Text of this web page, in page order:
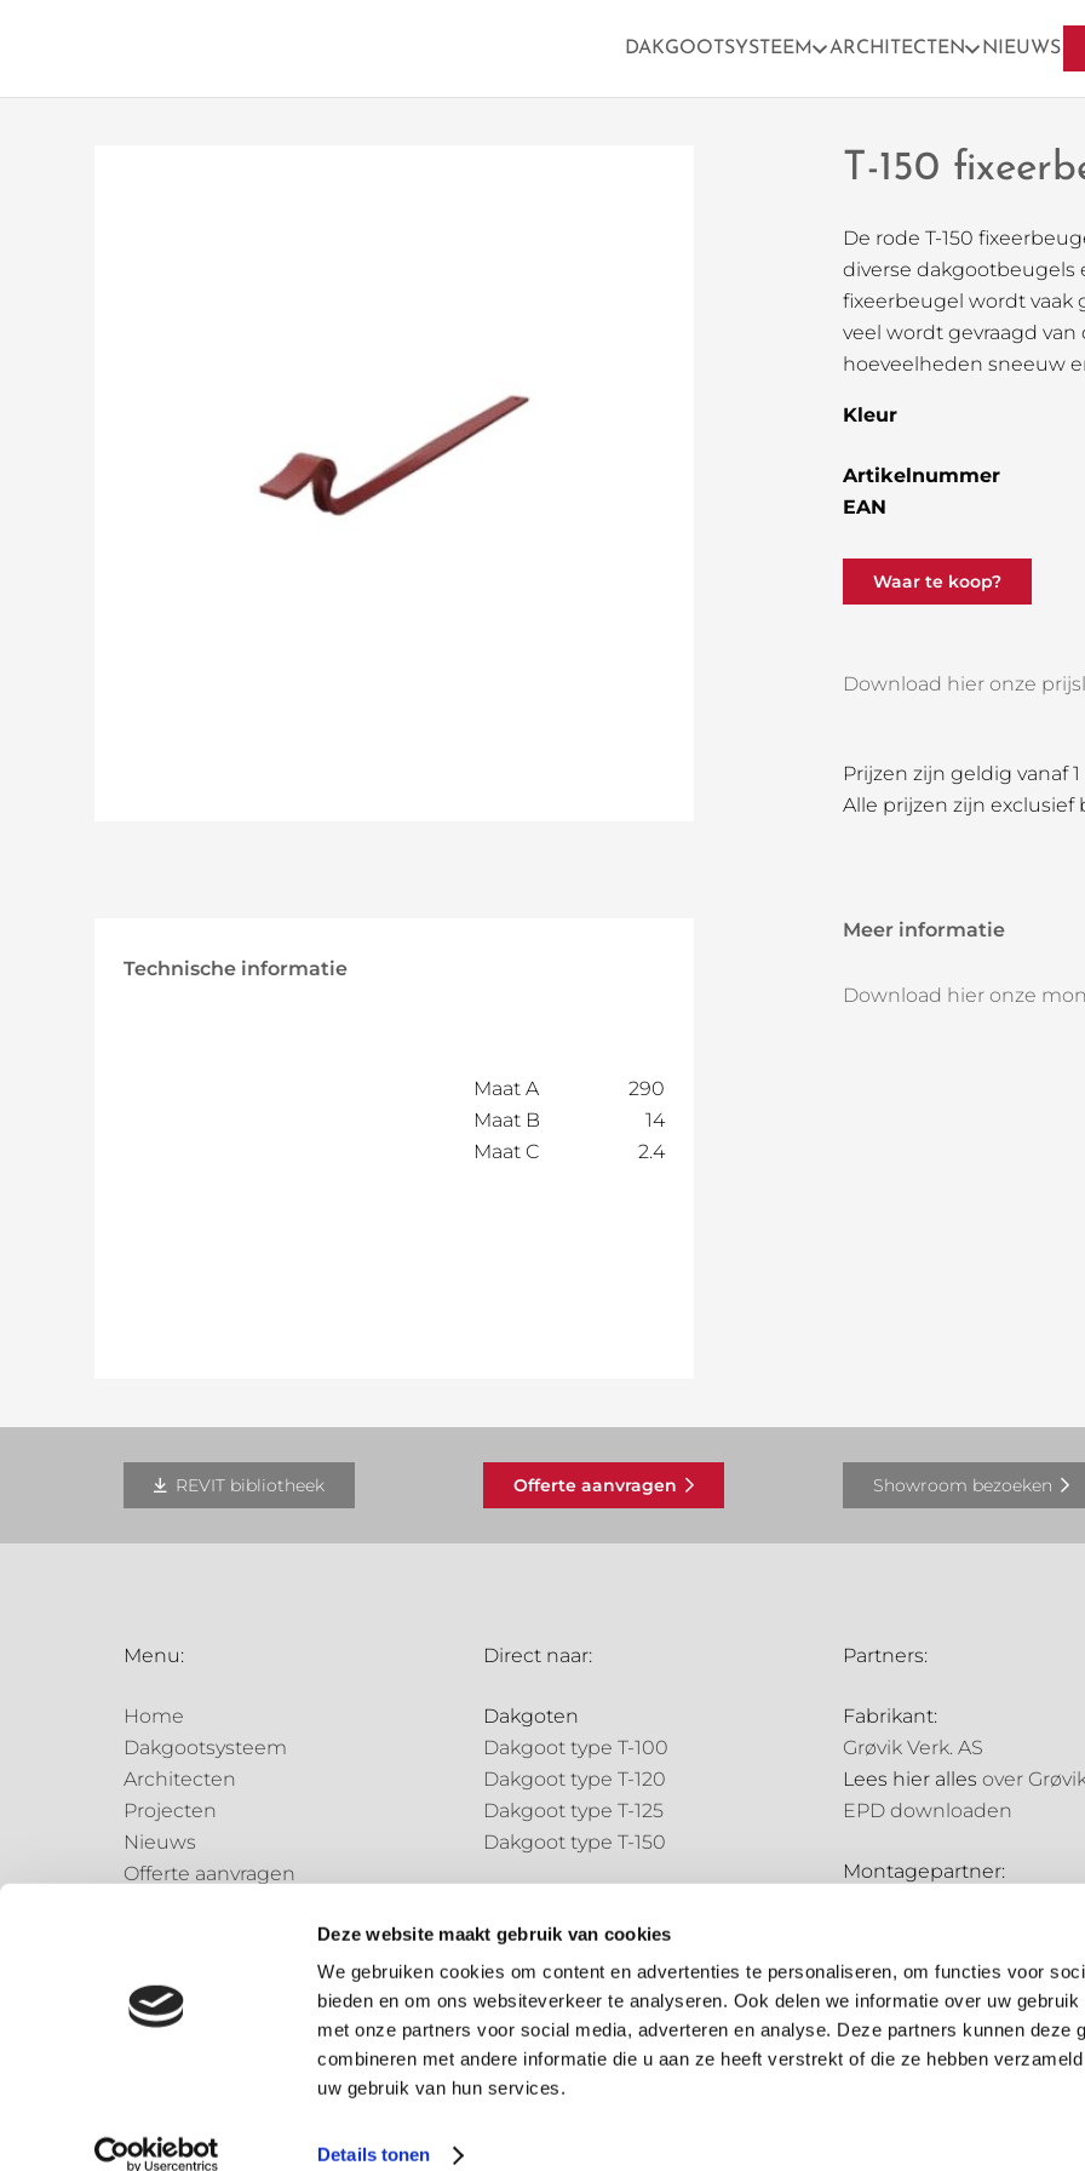
Deze website maakt gebruik van cookies
We gebruiken cookies om content en advertenties te personaliseren, om functies voor
bieden en om ons websiteverkeer te analyseren. Ook delen we informatie over uw
met onze partners voor social media, adverteren en analyse. Deze partners kunnen deze
combineren met andere informatie die u aan ze heeft verstrekt of die ze hebben
uw gebruik van hun services.
Details tonen
DAKGOOTSYSTEEM ARCHITECTEN NIEUWS
T-150
De rode T-150
diverse dakgootbeugels
fixeerbeugel wordt vaak
veel wordt gevraagd
hoeveelheden sneeuw
Kleur
Artikelnummer
EAN
Waar te koop?
Download hier onze
Prijzen zijn geldig vanaf
Alle prijzen zijn exclusief
Technische informatie
Maat A
290
Maat B
14
Maat C
2.4
Meer informatie
Download hier onze
REVIT bibliotheek Offerte aanvragen Showroom bezoeken
Menu:
Home
Dakgootsysteem
Architecten
Projecten
Nieuws
Offerte aanvragen
Direct naar:
Dakgoten
Dakgoot type T-100
Dakgoot type T-120
Dakgoot type T-125
Dakgoot type T-150
Regenpijp type N-70
Regenpijp type N-85
Speciale onderdelen
Speciale onderdelen
Partners:
Fabrikant:
Grøvik Verk. AS
Lees hier alles over
EPD downloaden
Montagepartner:
Distributiepartners:
Bouwmarkt NL
Hubo
© 2026 – Dønsta BV